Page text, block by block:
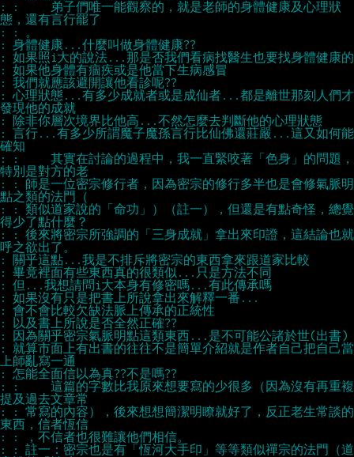
: : 　　弟子們唯一能觀察的，就是老師的身體健康及心理狀
: 心理狀態...有多少成就者或是成仙者...都是離世那刻人們才
: 言行...有多少所謂魔子魔孫言行比仙佛還莊嚴...這又如何能
: : 　　其實在討論的過程中，我一直緊咬著「色身」的問題，
: : 師是一位密宗修行者，因為密宗的修行多半也是會修氣脈明
: : 類似道家說的「命功」）（註一），但還是有點奇怪，總覺
: : 後來將密宗所強調的「三身成就」拿出來印證，這結論也就
: 就算市面上有出書的往往不是簡單介紹就是作者自己把自己當
: : 　　這篇的字數比我原來想要寫的少很多（因為沒有再重複
: : 常寫的內容），後來想想簡潔明瞭就好了，反正老生常談的
: : 註一：密宗也是有「恆河大手印」等等類似禪宗的法門（道